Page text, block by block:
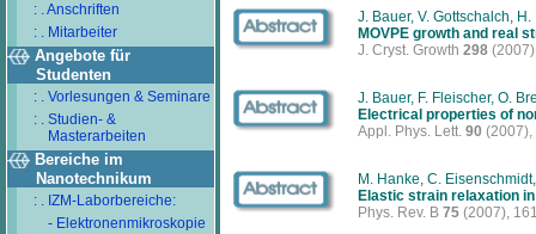
: . Anschriften
: . Mitarbeiter
Angebote für
Studenten
: . Vorlesungen & Seminare
: . Studien- &
Masterarbeiten
Bereiche im
Nanotechnikum
: . IZM-Laborbereiche:
- Elektronenmikroskopie
J. Bauer, V. Gottschalch,
MOVPE growth and real
J. Cryst. Growth 298
J. Bauer, F. Fleischer, O.
Electrical properties of
Appl. Phys. Lett. 90
M. Hanke, C.
Elastic strain relaxation
Phys. Rev. B 75 (2007),